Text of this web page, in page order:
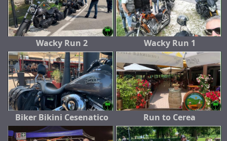
Wacky Run 2 Wacky Run 1
Biker Bikini Cesenatico Run to Cerea